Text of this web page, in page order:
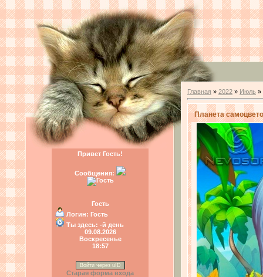
Привет Гость!
Сообщения:
Гость
Логин: Гость
Ты здесь: -й день
09.08.2026
Воскресенье
18:57
Войти через uID
Старая форма входа
Главная » 2022 » Июль »
Планета